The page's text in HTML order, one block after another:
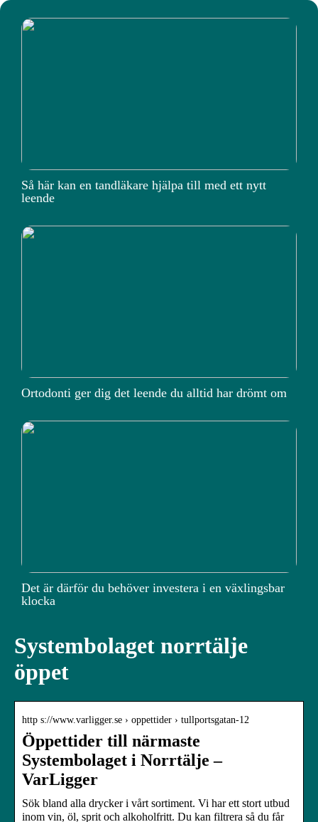
Så här kan en tandläkare hjälpa till med ett nytt
leende
Ortodonti ger dig det leende du alltid har drömt om
Det är därför du behöver investera i en växlingsbar
klocka
Systembolaget norrtälje
öppet
http s://www.varligger.se › oppettider › tullportsgatan-12
Öppettider till närmaste
Systembolaget i Norrtälje –
VarLigger
Sök bland alla drycker i vårt sortiment. Vi har ett stort utbud
inom vin, öl, sprit och alkoholfritt. Du kan filtrera så du får